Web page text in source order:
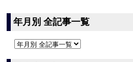
年月別 全記事一覧